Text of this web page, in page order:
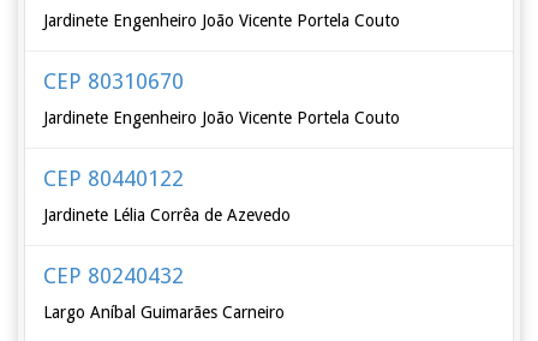
Jardinete Engenheiro João Vicente Portela Couto
CEP 80310670
Jardinete Engenheiro João Vicente Portela Couto
CEP 80440122
Jardinete Lélia Corrêa de Azevedo
CEP 80240432
Largo Aníbal Guimarães Carneiro